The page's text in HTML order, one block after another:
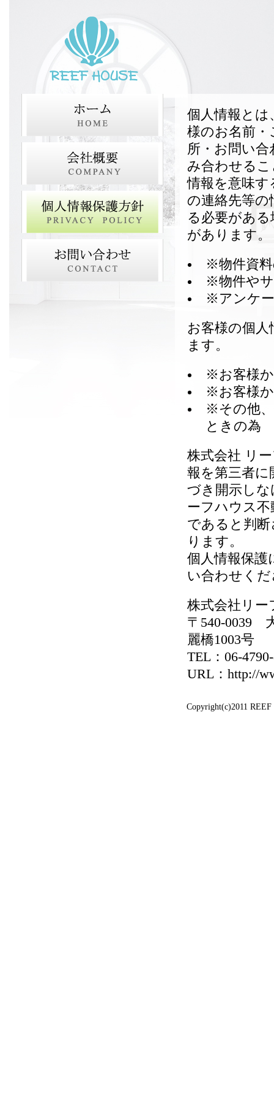
個人情報とは
様のお名前・
所・お問い
み合わせる
情報を意味
の連絡先等の
る必要があ
があります。
※物件資
※物件や
※アンケ
お客様の個
ます。
※お客様
※お客様
※その他
ときの為
株式会社 リ
報を第三者
づき開示し
ーフハウス
であると判
ります。
個人情報保護
い合わせく
株式会社リー
〒540-0039
麗橋1003号
TEL：06-
URL：http://
Copyright(c)2011